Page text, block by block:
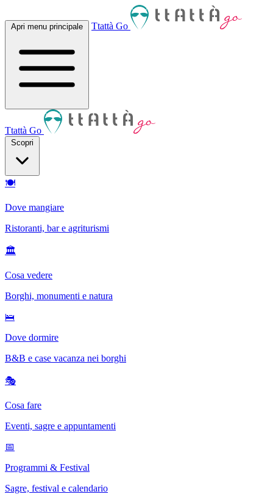
Apri menu principale Ttattà Go
Ttattà Go
Scopri
🍽
Dove mangiare
Ristoranti, bar e agriturismi
🏛
Cosa vedere
Borghi, monumenti e natura
🛌
Dove dormire
B&B e case vacanza nei borghi
🎭
Cosa fare
Eventi, sagre e appuntamenti
📅
Programmi & Festival
Sagre, festival e calendario